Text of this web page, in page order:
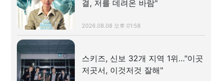
결, 저를 데려온 바람"
2026.08.08 오후 01:58
스키즈, 신보 32개 지역 1위…"이곳
저곳서, 이것저것 잘해"